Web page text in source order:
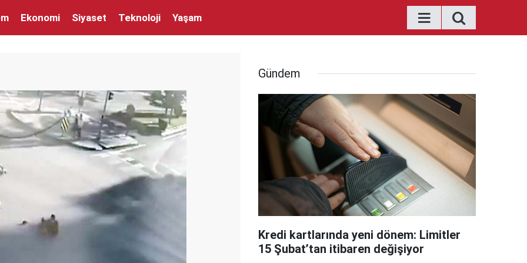
Ekonomi Siyaset Teknoloji Yaşam
Gündem
Kredi kartlarında yeni dönem: Limitler
15 Şubat’tan itibaren değişiyor